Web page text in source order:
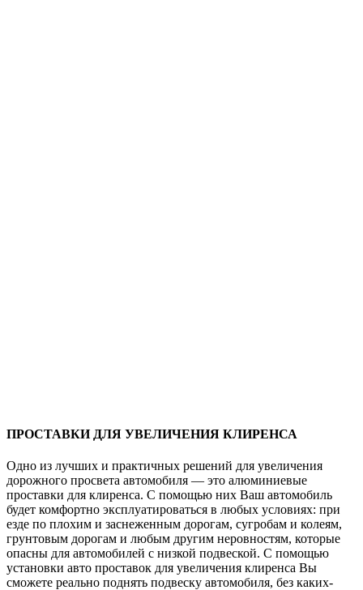
ПРОСТАВКИ ДЛЯ УВЕЛИЧЕНИЯ КЛИРЕНСА
Одно из лучших и практичных решений для увеличения
дорожного просвета автомобиля — это алюминиевые
проставки для клиренса. С помощью них Ваш автомобиль
будет комфортно эксплуатироваться в любых условиях: при
езде по плохим и заснеженным дорогам, сугробам и колеям,
грунтовым дорогам и любым другим неровностям, которые
опасны для автомобилей с низкой подвеской. С помощью
установки авто проставок для увеличения клиренса Вы
сможете реально поднять подвеску автомобиля, без каких-